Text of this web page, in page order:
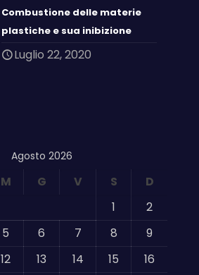
Combustione delle materie
plastiche e sua inibizione
Luglio 22, 2020
Agosto 2026
M G V S
D
1
2
5 6 7 8
9
12 13 14 15
16